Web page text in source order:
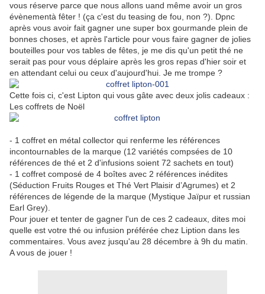
vous réserve parce que nous allons uand même avoir un gros
évènementà fêter ! (ça c'est du teasing de fou, non ?). Dpnc
après vous avoir fait gagner une super box gourmande plein de
bonnes choses, et après l'article pour vous faire gagner de jolies
bouteilles pour vos tables de fêtes, je me dis qu'un petit thé ne
serait pas pour vous déplaire après les gros repas d'hier soir et
en attendant celui ou ceux d'aujourd'hui. Je me trompe ?
Cette fois ci, c'est Lipton qui vous gâte avec deux jolis cadeaux :
Les coffrets de Noël
- 1 coffret en métal collector qui renferme les références
incontournables de la marque (12 variétés compsées de 10
références de thé et 2 d'infusions soient 72 sachets en tout)
- 1 coffret composé de 4 boîtes avec 2 références inédites
(Séduction Fruits Rouges et Thé Vert Plaisir d’Agrumes) et 2
références de légende de la marque (Mystique Jaïpur et russian
Earl Grey).
Pour jouer et tenter de gagner l'un de ces 2 cadeaux, dites moi
quelle est votre thé ou infusion préférée chez Liption dans les
commentaires. Vous avez jusqu'au 28 décembre à 9h du matin.
A vous de jouer !